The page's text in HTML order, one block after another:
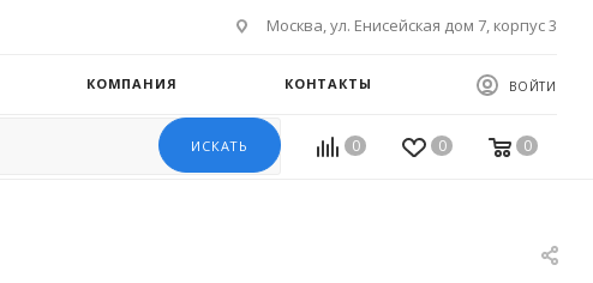
Москва, ул. Енисейская дом 7, корпус 3
КОМПАНИЯ КОНТАКТЫ ВОЙТИ
ИСКАТЬ 0 0 0